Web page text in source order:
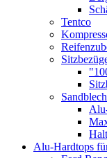
Tentco
Alu-Hardtops